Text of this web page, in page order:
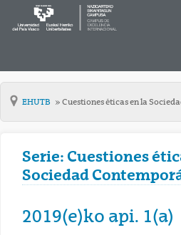
EHUTB Cuestiones éticas en la
Serie: Cuestiones
Sociedad
2019(e)ko api. 1(a)